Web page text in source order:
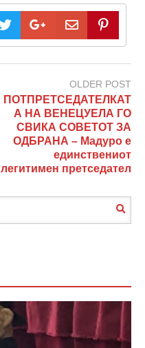
OLDER POST
ПОТПРЕТСЕДАТЕЛКАТ
А НА ВЕНЕЦУЕЛА ГО
СВИКА СОВЕТОТ ЗА
ОДБРАНА – Мадуро е
единствениот
легитимен претседател